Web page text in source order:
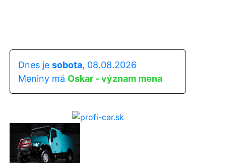
Dnes je sobota, 08.08.2026
Meniny má Oskar - význam mena